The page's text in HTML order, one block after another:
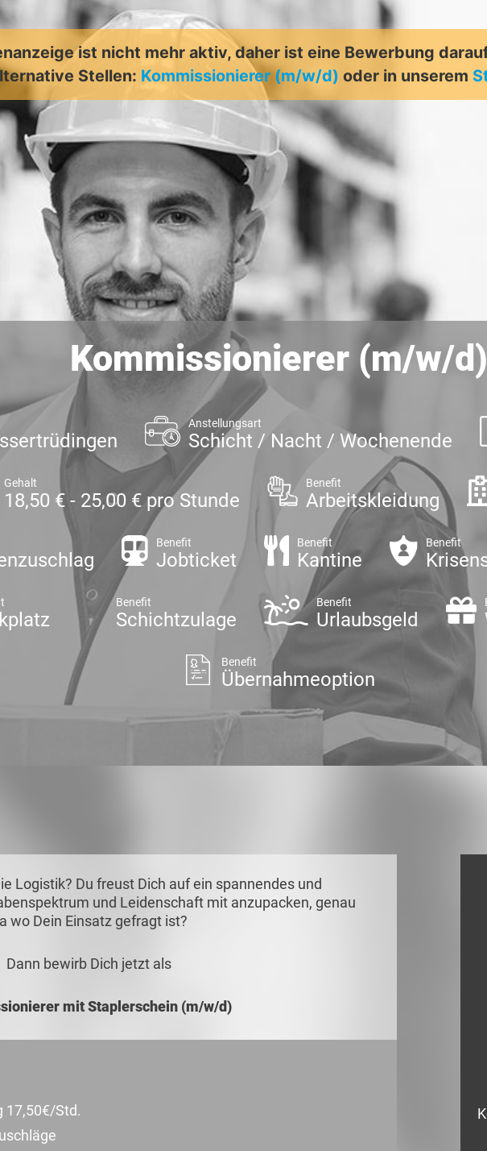
ist nicht mehr aktiv, daher ist eine Bewerbung
Stellen: Kommissionierer (m/w/d) oder in unserem
Kommissionierer (m/w/d)
Anstellungsart
Schicht / Nacht / Wochenende
Gehalt
18,50 € - 25,00 € pro Stunde
Benefit
Arbeitskleidung
Benefit
Jobticket
Benefit
Kantine
Benefit
Benefit
Schichtzulage
Benefit
Urlaubsgeld
Benefit
Übernahmeoption
Logistik? Du freust Dich auf ein spannendes und
und Leidenschaft mit anzupacken, genau
wo Dein Einsatz gefragt ist?
Dann bewirb Dich jetzt als
mit Staplerschein (m/w/d)
17,50€/Std.